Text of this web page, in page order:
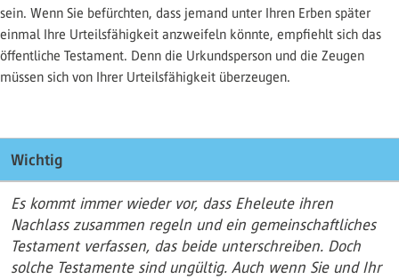
sein. Wenn Sie befürchten, dass jemand unter Ihren Erben später
einmal Ihre Urteilsfähigkeit anzweifeln könnte, empfiehlt sich das
öffentliche Testament. Denn die Urkundsperson und die Zeugen
müssen sich von Ihrer Urteilsfähigkeit überzeugen.
Wichtig
Es kommt immer wieder vor, dass Eheleute ihren
Nachlass zusammen regeln und ein gemeinschaftliches
Testament verfassen, das beide unterschreiben. Doch
solche Testamente sind ungültig. Auch wenn Sie und Ihr